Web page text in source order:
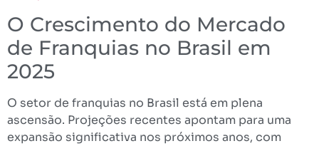
O Crescimento do Mercado
de Franquias no Brasil em
2025
O setor de franquias no Brasil está em plena
ascensão. Projeções recentes apontam para uma
expansão significativa nos próximos anos, com